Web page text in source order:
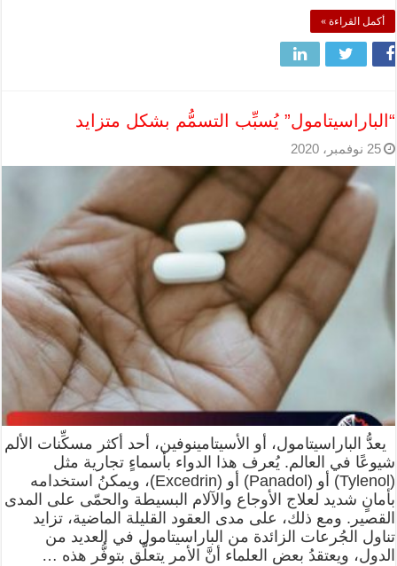
أكمل القراءة »
“الباراسيتامول” يُسبِّب التسمُّم بشكل متزايد
25 نوفمبر، 2020
يعدُّ الباراسيتامول، أو الأسيتامينوفين، أحد أكثر مسكِّنات الألم
شيوعًا في العالم. يُعرف هذا الدواء بأسماءٍ تجارية مثل
(Tylenol) أو (Panadol) أو (Excedrin)، ويمكنُ استخدامه
بأمانٍ شديد لعلاج الأوجاع والآلام البسيطة والحمّى على المدى
القصير. ومع ذلك، على مدى العقود القليلة الماضية، تزايد
تناول الجُرعات الزائدة من الباراسيتامول في العديد من
الدول، ويعتقدُ بعض العلماء أنَّ الأمر يتعلَّق بتوفُّر هذه …